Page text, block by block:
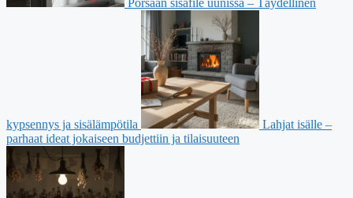
Porsaan sisäfile uunissa – Täydellinen
kypsennys ja sisälämpötila
Lahjat isälle –
parhaat ideat jokaiseen budjettiin ja tilaisuuteen